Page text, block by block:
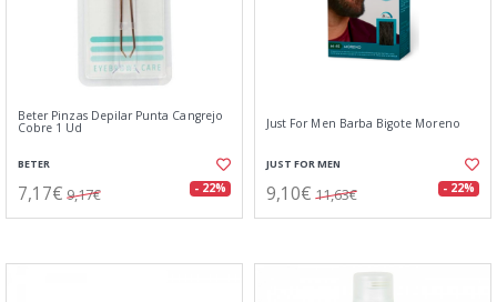
Beter Pinzas Depilar Punta Cangrejo
Cobre 1 Ud
BETER
7,17€ 9,17€ - 22%
Just For Men Barba Bigote Moreno
JUST FOR MEN
9,10€ 11,63€ - 22%